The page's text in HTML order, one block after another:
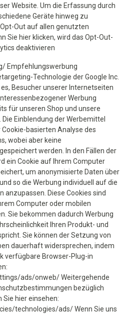
Website. Um die Erfassung durch
Geräte hinweg zu
Out auf allen genutzten
Sie hier klicken, wird das Opt-Out-
deaktivieren
Empfehlungswerbung
Technologie der Google Inc.
Besucher unserer Internetseiten
Werbung
für unseren Shop und unsere
Einblendung der Werbemittel
basierten Analyse des
wobei aber keine
werden. In den Fällen der
ein Cookie auf Ihrem Computer
um anonymisierte Daten über
so die Werbung individuell auf die
Diese Cookies sind
Computer oder mobilen
Sie bekommen dadurch Werbung
Ihren Produkt- und
Sie können der Setzung von
dauerhaft widersprechen, indem
verfügbare Browser-Plug-in
ads/onweb/ Weitergehende
bezüglich
Sie hier einsehen:
technologies/ads/ Wenn Sie uns